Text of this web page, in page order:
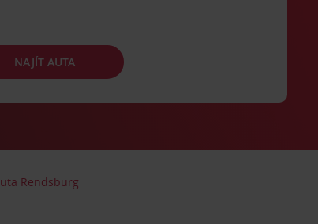
NAJÍT AUTA
Rendsburg